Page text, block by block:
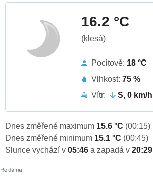
16.2 °C
(klesá)
Pocitově: 18 °C
Vlhkost: 75 %
Vítr:
S, 0 km/h
Dnes změřené maximum 15.6 °C (00:15)
Dnes změřené minimum 15.1 °C (00:45)
Slunce vychází v 05:46 a zapadá v 20:29